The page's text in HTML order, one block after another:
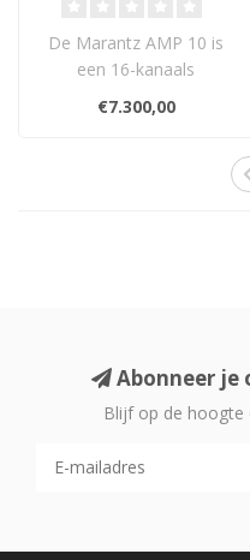
De Marantz AMP 10 is
een 16-kanaals
eindversterker met 200W
per kanaal (8 ohm), ..
€7.300,00
Abonneer je
Blijf op de hoogte